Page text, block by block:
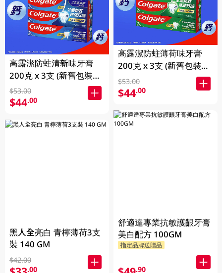
高露潔防蛀清新味牙膏
200克 x 3支 (新舊包裝隨
機發送)
$53.00
$44.00
黑人全亮白 青檸薄荷3支
裝 140 GM
$42.00
.00
高露潔防蛀薄荷味牙膏
200克 x 3支 (新舊包裝隨
機發送)
$53.00
$44.00
舒適達專業抗敏護齦牙膏
美白配方 100GM
指定品牌送贈品
.90